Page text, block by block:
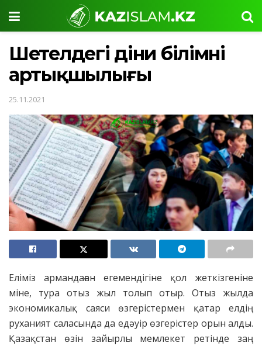
Шетелдегі діни білімнің
артықшылығы
25.11.2021
Еліміз армандаған егемендігіне қол жеткізгеніне
міне, тура отыз жыл толып отыр. Отыз жылда
экономикалық саяси өзгерістермен қатар елдің
руханият саласында да едәуір өзгерістер орын алды.
Қазақстан өзін зайырлы мемлекет ретінде заң